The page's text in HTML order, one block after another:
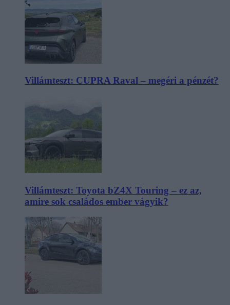
Villámteszt: CUPRA Raval – megéri a pénzét?
Villámteszt: Toyota bZ4X Touring – ez az,
amire sok családos ember vágyik?